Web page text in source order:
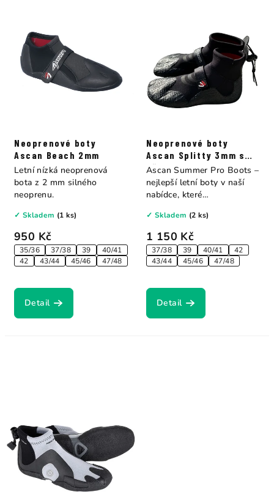
Neoprenové boty
Ascan Beach 2mm
950 Kč
35/36 37/38 39
40/41
42
43/44 45/46 47/48
✓ Skladem (1 ks)
Detail
Letní nízká neoprenová
bota z 2 mm silného
neoprenu.
Neoprenové boty
Ascan Splitty 3mm s
děleným palcem
1 150 Kč
37/38 39 40/41
42
43/44
45/46 47/48
✓ Skladem (2 ks)
Detail
Ascan Summer Pro Boots –
nejlepší letní boty v naší
nabídce, které